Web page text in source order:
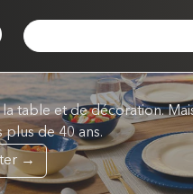
table et de décoration.
plus de 40 ans.
→